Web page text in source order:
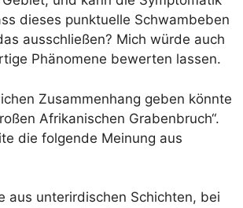
dieses punktuelle Schwambeben
ausschließen? Mich würde auch
Phänomene bewerten lassen.
Zusammenhang geben könnte
Afrikanischen Grabenbruch“.
die folgende Meinung aus
aus unterirdischen Schichten, bei